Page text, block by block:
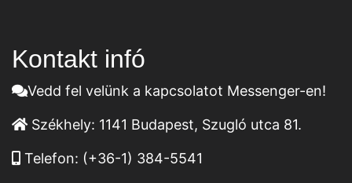
Kontakt infó
Vedd fel velünk a kapcsolatot Messenger-en!
Székhely: 1141 Budapest, Szugló utca 81.
Telefon: (+36-1) 384-5541